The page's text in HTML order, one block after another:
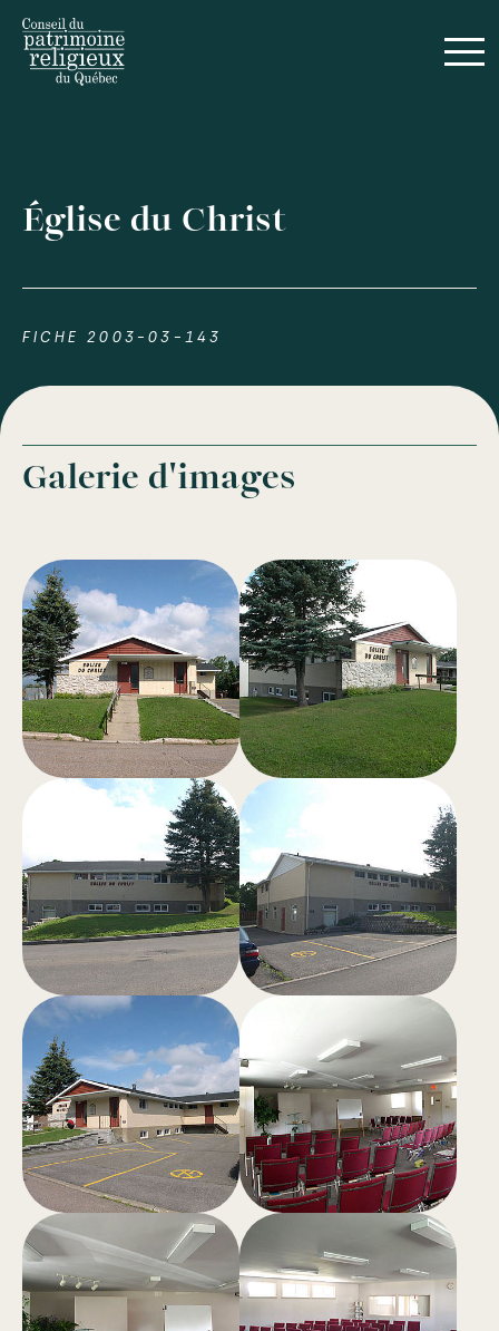
Église du Christ
FICHE 2003-03-143
Galerie d'images